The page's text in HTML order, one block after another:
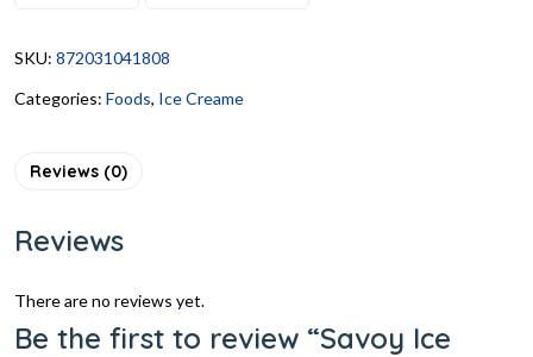
SKU: 872031041808
Categories: Foods, Ice Creame
Reviews (0)
Reviews
There are no reviews yet.
Be the first to review “Savoy Ice